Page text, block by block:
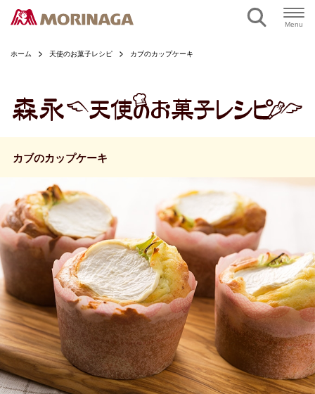
Menu
ホーム 天使のお菓子レシピ カブのカップケーキ
カブのカップケーキ